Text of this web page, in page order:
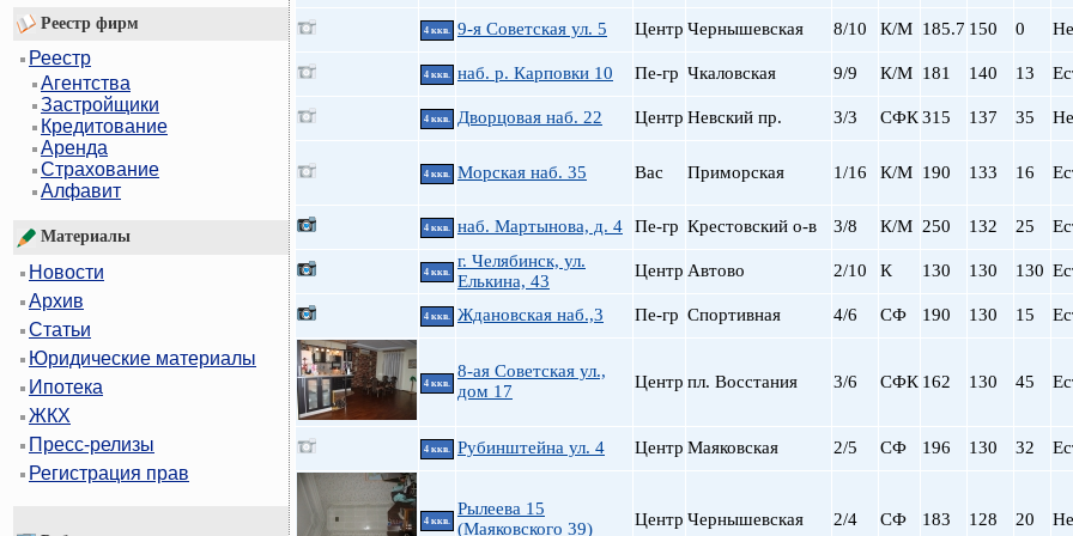
Реестр фирм
Реестр
Агентства
Застройщики
Кредитование
Аренда
Страхование
Алфавит
Материалы
Новости
Архив
Статьи
Юридические материалы
Ипотека
ЖКХ
Пресс-релизы
Регистрация прав
Пролетарская
Рыбацкое
Сенная пл.
Технологический ин-
ул. Дыбенко
Черная речка
Электросила
4 ккв. 9-я Советская ул. 5 Центр Чернышевская 8/10 К/М 185.7 150 0
4 ккв. наб. р. Карповки 10 Пе-гр Чкаловская 9/9 К/М 181 140 13
4 ккв. Дворцовая наб. 22 Центр Невский пр. 3/3 СФК315 137 35
4 ккв. Морская наб. 35 Вас Приморская 1/16 К/М 190 133 16
4 ккв. наб. Мартынова, д. 4 Пе-гр Крестовский о-в 3/8 К/М 250 132 25
4 ккв.
г. Челябинск, ул.
Елькина, 43
Центр Автово 2/10 К 130 130 130
4 ккв. Ждановская наб.,3 Пе-гр Спортивная 4/6 СФ 190 130 15
4 ккв.
8-ая Советская ул.,
дом 17
Центр пл. Восстания 3/6 СФК 162 130 45
4 ккв. Рубинштейна ул. 4 Центр Маяковская 2/5 СФ 196 130 32
4 ккв.
Рылеева 15
(Маяковского 39)
Центр Чернышевская 2/4 СФ 183 128 20